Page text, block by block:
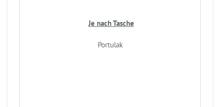
Je nach Tasche
Portulak